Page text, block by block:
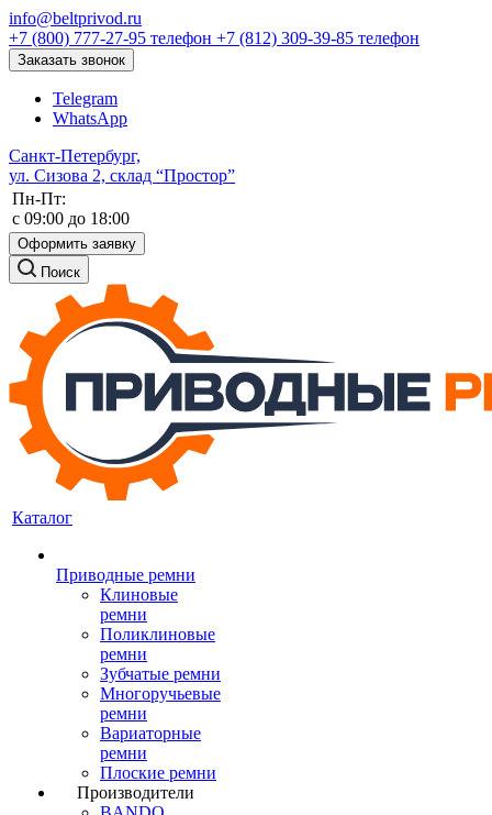
info@beltprivod.ru
+7 (800) 777-27-95 телефон +7 (812) 309-39-85 телефон
Заказать звонок
Telegram
WhatsApp
Санкт-Петербург,
ул. Сизова 2, склад “Простор”
Пн-Пт:
c 09:00 до 18:00
Оформить заявку
Поиск
Каталог
Приводные ремни
Клиновые
ремни
Поликлиновые
ремни
Зубчатые ремни
Многоручьевые
ремни
Вариаторные
ремни
Плоские ремни
Производители